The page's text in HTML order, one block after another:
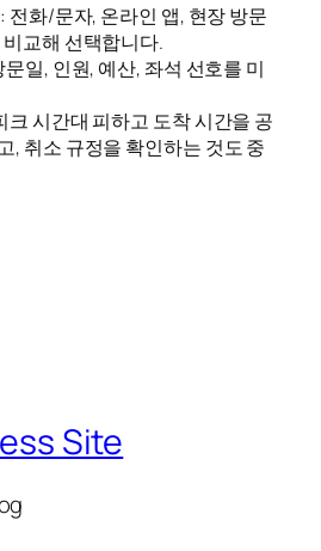
전화/문자, 온라인 앱, 현장 방문
교해 선택합니다.
일, 인원, 예산, 좌석 선호를 미
크 시간대 피하고 도착 시간을 공
, 취소 규정을 확인하는 것도 중
Site